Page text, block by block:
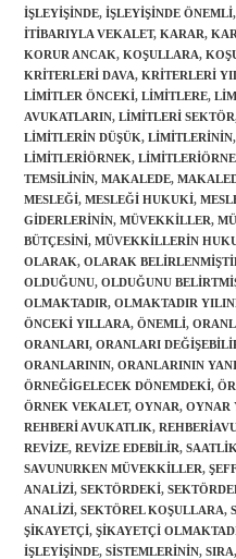
IŞLEYIŞINDE, IŞLEYIŞINDE ÖNEMLI,
ITIBARIYLA VEKALET, KARAR,
KORUR ANCAK, KOŞULLARA,
KRITERLERI DAVA, KRITERLERI
LIMITLER ÖNCEKI, LIMITLERE,
AVUKATLARIN, LIMITLERI SEKTÖR,
LIMITLERIN DÜŞÜK, LIMITLERININ,
LIMITLERIÖRNEK,
TEMSILININ, MAKALEDE,
MESLEĞI, MESLEĞI HUKUKI,
GIDERLERININ, MÜVEKKILLER,
BÜTÇESINI, MÜVEKKILLERIN
OLARAK, OLARAK
OLDUĞUNU, OLDUĞUNU
OLMAKTADIR, OLMAKTADIR
ÖNCEKI YILLARA, ÖNEMLI,
ORANLARI, ORANLARI
ORANLARININ, ORANLARININ
ÖRNEĞIGELECEK DÖNEMDEKI,
ÖRNEK VEKALET, OYNAR, OYNAR
REHBERI AVUKATLIK,
REVIZE, REVIZE EDEBILIR,
SAVUNURKEN MÜVEKKILLER,
ANALIZI, SEKTÖRDEKI,
ANALIZI, SEKTÖREL KOŞULLARA,
ŞIKAYETÇI, ŞIKAYETÇI
IŞLEYIŞINDE, SISTEMLERININ, SIRA,